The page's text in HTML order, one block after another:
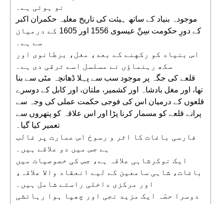
نو ہوئی ہے۔
موجودہ بنیاد کے ساتھ ہیئت کی تاریخ مغلیہ حکمران اکبر
کے دورِ حکومت سِنِّ عیسوی 1556 اور 1605 کے درمیان
سے ہے۔
اس بنیاد کو رکهنے کے بعد، مغل، برطانوی اور
سکھ رہنماؤں نے مسلسل اسے ترقی دی ہے۔
قلعے کی جگہ پر موجود سب سے پہلا ڈھانچہ مٹی سے بنا
تھا، اور مغل بادشاہ اور کشمیر، ملتان، اور کابل کے دوسرے
قلعوں کے درمیان اس کی فوجی حکمت عملی کی وجہ سے
پرانے قلعے کو مسمار کرنا پڑا اور اس علاقہ کو پتھروں سے
تعمیر کیا گیا۔
فارسی باغات کا اثر و رسوخ اس عمارت پر غالب
ہے جس میں دو علاقے ہیں۔
ایک نوکرشاہی علاقہ ہے، جس کی خصوصیات میں
باغات، شاہی سامعین کے لیے انعقاد والا علاقہ،
اور مرکزی داخلی راستے شامل ہیں۔
دوسرا حصّہ ایک مزید نجی اور چھپا ہوا رہائشی